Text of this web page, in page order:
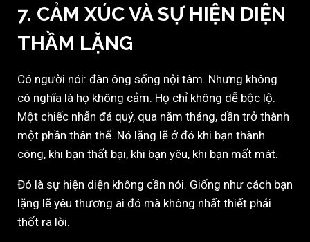
7. CẢM XÚC VÀ SỰ HIỆN DIỆN
THẦM LẶNG
Có người nói: đàn ông sống nội tâm. Nhưng không
có nghĩa là họ không cảm. Họ chỉ không dễ bộc lộ.
Một chiếc nhẫn đá quý, qua năm tháng, dần trở thành
một phần thân thể. Nó lặng lẽ ở đó khi bạn thành
công, khi bạn thất bại, khi bạn yêu, khi bạn mất mát.
Đó là sự hiện diện không cần nói. Giống như cách bạn
lặng lẽ yêu thương ai đó mà không nhất thiết phải
thốt ra lời.